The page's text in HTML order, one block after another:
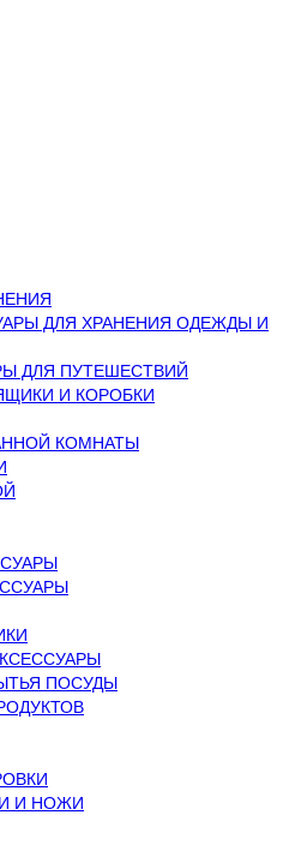
ДЛЯ ХРАНЕНИЯ ОДЕЖДЫ И
ДЛЯ ПУТЕШЕСТВИЙ
И КОРОБКИ
КОМНАТЫ
ПОСУДЫ
И НОЖИ